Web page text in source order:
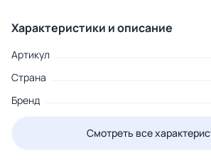
Характеристики и описание
Артикул
Страна
Бренд
Смотреть все